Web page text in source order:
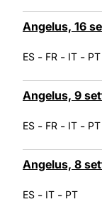
Angelus, 16
ES - FR - IT - PT
Angelus, 9
ES - FR - IT - PT
Angelus, 8
ES - IT - PT